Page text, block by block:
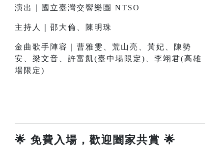
演出｜國立臺灣交響樂團 NTSO
主持人｜邵大倫、陳明珠
金曲歌手陣容｜曹雅雯、荒山亮、黃妃、陳勢
安、梁文音、許富凱(臺中場限定)、李翊君(高雄
場限定)
🌟 免費入場，歡迎闔家共賞 🌟